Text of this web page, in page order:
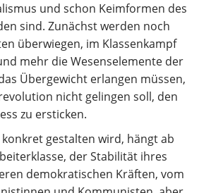
und schon Keimformen des
sind. Zunächst werden noch
überwiegen, im Klassenkampf
mehr die Wesenselemente der
Übergewicht erlangen müssen,
nicht gelingen soll, den
zu ersticken.
gestalten wird, hängt ab
der Stabilität ihres
demokratischen Kräften, vom